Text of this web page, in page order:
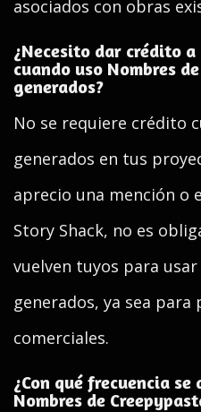
asociados con obras
¿Necesito dar crédito a
cuando uso Nombres
generados?
No se requiere crédito
generados en tus
aprecio una mención o
Story Shack, no es
vuelven tuyos para
generados, ya sea
comerciales.
¿Con qué frecuencia se
Nombres de